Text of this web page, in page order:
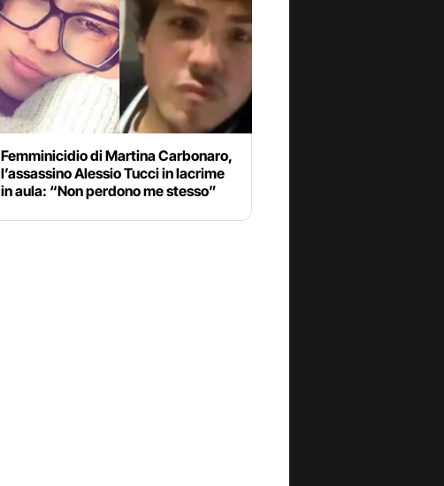
Femminicidio di Martina Carbonaro,
l’assassino Alessio Tucci in lacrime
in aula: “Non perdono me stesso”